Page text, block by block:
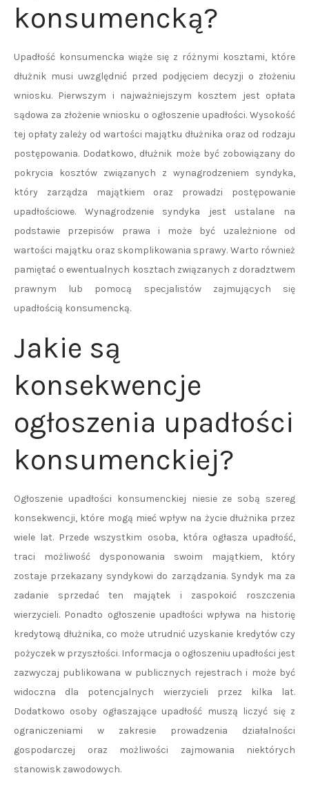
konsumencką?
Upadłość konsumencka wiąże się z różnymi kosztami, które
dłużnik musi uwzględnić przed podjęciem decyzji o złożeniu
wniosku. Pierwszym i najważniejszym kosztem jest opłata
sądowa za złożenie wniosku o ogłoszenie upadłości. Wysokość
tej opłaty zależy od wartości majątku dłużnika oraz od rodzaju
postępowania. Dodatkowo, dłużnik może być zobowiązany do
pokrycia kosztów związanych z wynagrodzeniem syndyka,
który zarządza majątkiem oraz prowadzi postępowanie
upadłościowe. Wynagrodzenie syndyka jest ustalane na
podstawie przepisów prawa i może być uzależnione od
wartości majątku oraz skomplikowania sprawy. Warto również
pamiętać o ewentualnych kosztach związanych z doradztwem
prawnym lub pomocą specjalistów zajmujących się
upadłością konsumencką.
Jakie są
konsekwencje
ogłoszenia upadłości
konsumenckiej?
Ogłoszenie upadłości konsumenckiej niesie ze sobą szereg
konsekwencji, które mogą mieć wpływ na życie dłużnika przez
wiele lat. Przede wszystkim osoba, która ogłasza upadłość,
traci możliwość dysponowania swoim majątkiem, który
zostaje przekazany syndykowi do zarządzania. Syndyk ma za
zadanie sprzedać ten majątek i zaspokoić roszczenia
wierzycieli. Ponadto ogłoszenie upadłości wpływa na historię
kredytową dłużnika, co może utrudnić uzyskanie kredytów czy
pożyczek w przyszłości. Informacja o ogłoszeniu upadłości jest
zazwyczaj publikowana w publicznych rejestrach i może być
widoczna dla potencjalnych wierzycieli przez kilka lat.
Dodatkowo osoby ogłaszające upadłość muszą liczyć się z
ograniczeniami w zakresie prowadzenia działalności
gospodarczej oraz możliwości zajmowania niektórych
stanowisk zawodowych.